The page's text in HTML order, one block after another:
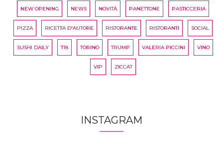
NEW OPENING NEWS NOVITÀ PANETTONE PASTICCERIA
PIZZA RICETTA D'AUTORE RISTORANTE RISTORANTI SOCIAL
SUSHI DAILY T18 TORINO TRUMP VALERIA PICCINI VINO
VIP ZICCAT
INSTAGRAM